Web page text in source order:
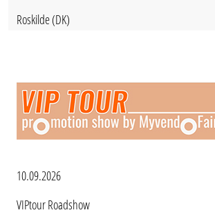
Roskilde (DK)
10.09.2026
VIPtour Roadshow